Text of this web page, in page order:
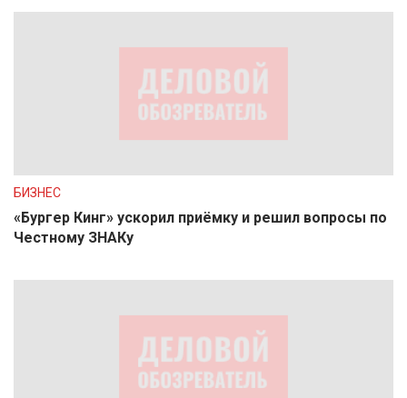
БИЗНЕС
«Бургер Кинг» ускорил приёмку и решил вопросы по
Честному ЗНАКу